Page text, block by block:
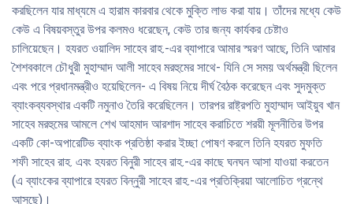
করছিলেন যার মাধ্যমে এ হারাম কারবার থেকে মুক্তি লাভ করা যায়। তাঁদের মধ্যে কেউ
কেউ এ বিষয়বস্তুর উপর কলমও ধরেছেন, কেউ তার জন্য কার্যকর চেষ্টাও
চালিয়েছেন। হযরত ওয়ালিদ সাহেব রাহ.-এর ব্যাপারে আমার স্মরণ আছে, তিনি আমার
শৈশবকালে চৌধুরী মুহাম্মাদ আলী সাহেব মরহুমের সাথে- যিনি সে সময় অর্থমন্ত্রী ছিলেন
এবং পরে প্রধানমন্ত্রীও হয়েছিলেন- এ বিষয় নিয়ে দীর্ঘ বৈঠক করেছেন এবং সুদমুক্ত
ব্যাংকব্যবস্থার একটি নমুনাও তৈরি করেছিলেন। তারপর রাষ্ট্রপতি মুহাম্মাদ আইয়ুব খান
সাহেব মরহুমের আমলে শেখ আহমাদ আরশাদ সাহেব করাচিতে শরয়ী মূলনীতির উপর
একটি কো-অপারেটিভ ব্যাংক প্রতিষ্ঠা করার ইচ্ছা পোষণ করলে তিনি হযরত মুফতি
শফী সাহেব রাহ. এবং হযরত বিনুরী সাহেব রাহ.-এর কাছে ঘনঘন আসা যাওয়া করতেন
(এ ব্যাংকের ব্যাপারে হযরত বিন্নুরী সাহেব রাহ.-এর প্রতিক্রিয়া আলোচিত গ্রন্থে
আসছে)।